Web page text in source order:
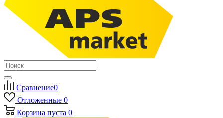
Сравнение0
Отложенные 0
Корзина пуста 0